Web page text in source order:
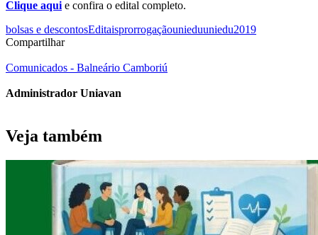
Clique aqui e confira o edital completo.
bolsas e descontosEditaisprorrogaçãounieduuniedu2019
Compartilhar
Comunicados - Balneário Camboriú
Administrador Uniavan
Veja também